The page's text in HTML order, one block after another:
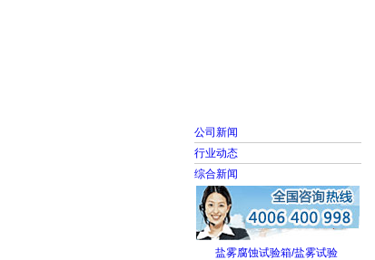
公司新闻
行业动态
综合新闻
盐雾腐蚀试验箱/盐雾试验